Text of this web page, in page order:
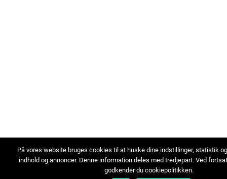
På vores website bruges cookies til at huske dine indstillinger, statistik
indhold og annoncer. Denne information deles med tredjepart. Ved
godkender du cookiepolitikken.